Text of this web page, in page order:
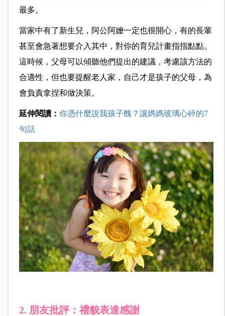
最多。
當家中有了新生兒，阿公阿嬤一定也很開心，有的長輩
甚至會急著想要介入其中，對你的育兒計畫指指點點。
這時候，父母可以傾聽他們提出的建議，考慮該方法的
合適性，但也要提醒老人家，自己才是孩子的父母，為
會負責拿捏和做決策。
延伸閱讀： 你憑什麼說我孩子醜？讓媽媽玻璃心碎的7
句話
2. 朋友批評：禮貌表達感謝